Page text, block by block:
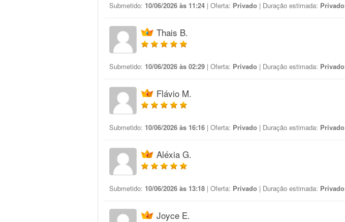
Submetido: 10/06/2026 às 11:24 | Oferta: Privado | Duração estimada: Privado
Thais B.
Submetido: 10/06/2026 às 02:29 | Oferta: Privado | Duração estimada: Privado
Flávio M.
Submetido: 10/06/2026 às 16:16 | Oferta: Privado | Duração estimada: Privado
Aléxia G.
Submetido: 10/06/2026 às 13:18 | Oferta: Privado | Duração estimada: Privado
Joyce E.